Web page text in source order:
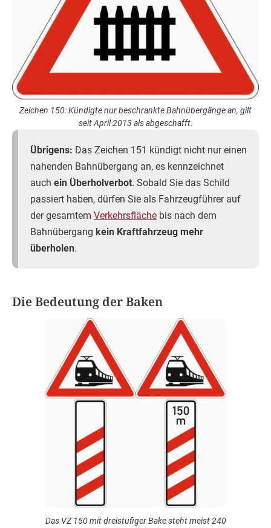
Zeichen 150: Kündigte nur beschrankte Bahnübergänge an, gilt
seit April 2013 als abgeschafft.
Übrigens: Das Zeichen 151 kündigt nicht nur einen
nahenden Bahnübergang an, es kennzeichnet
auch ein Überholverbot. Sobald Sie das Schild
passiert haben, dürfen Sie als Fahrzeugführer auf
der gesamtem Verkehrsfläche bis nach dem
Bahnübergang kein Kraftfahrzeug mehr
überholen.
Die Bedeutung der Baken
Das VZ 150 mit dreistufiger Bake steht meist 240